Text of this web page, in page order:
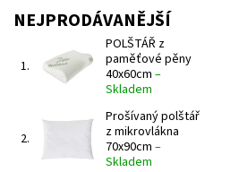
NEJPRODÁVANĚJŠÍ
1.
POLŠTÁŘ z
paměťové pěny
40x60cm –
Skladem
2.
Prošívaný polštář
z mikrovlákna
70x90cm –
Skladem